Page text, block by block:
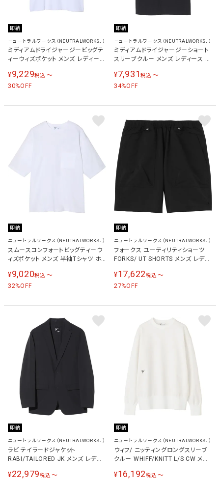
即納
ニュートラルワークス（NEUTRALWORKS．）
ミディアムドライジャージービッグテ
ィーウィズポケット メンズ レディース
¥9,229税込 〜
30%OFF
即納
ニュートラルワークス（NEUTRALWORKS．）
ミディアムドライジャージーショート
スリーブクルー メンズ レディース 半
¥7,931税込 〜
34%OFF
即納
ニュートラルワークス（NEUTRALWORKS．）
スムースコンフォートビッグティーウ
ィズポケット メンズ 半袖Tシャツ ホ
¥9,020税込 〜
32%OFF
即納
ニュートラルワークス（NEUTRALWORKS．）
フォークス ユーティリティショーツ
FORKS/ UT SHORTS メンズ レディ
¥17,622税込 〜
27%OFF
即納
ニュートラルワークス（NEUTRALWORKS．）
ラビ テイラードジャケット
RABI/TAILORED JK メンズ レディ
¥22,979税込 〜
即納
ニュートラルワークス（NEUTRALWORKS．）
ウィフ/ ニッティングロングスリーブ
クルー WHIFF/KNITT L/S CW メン
KSU24316 W
¥16,192税込 〜